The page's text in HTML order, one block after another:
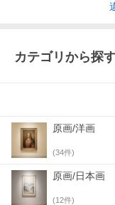
■商品状態は極力記
箱や額のコンディシ
ません。
■店頭や他サイトと
■同梱値引き・現物
ださい。
成、大型作品の配達
(リフォーム)なども
カテゴリから探
原画/洋画
(34件)
原画/日本画
(12件)